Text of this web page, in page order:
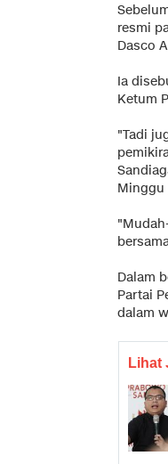
resmi
Dasco
Ia
Ketum
"Tadi
Minggu
Dalam
Partai
dalam
Lihat